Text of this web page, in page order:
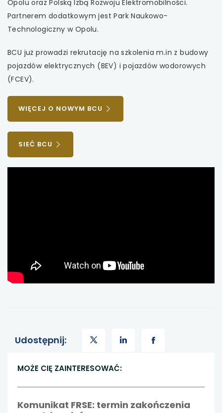
uwaga, link otwiera się w nowej karcie
uwaga, link otwiera się w nowej karcie
Opolu oraz Polską Izbą Rozwoju Elektromobilności.
Partnerem dodatkowym jest Park Naukowo-
Technologiczny w Opolu.
BCU już prowadzi rekrutację na szkolenia m.in z budowy
pojazdów elektrycznych (BEV) i pojazdów wodorowych
(FCEV).
WIĘCEJ O NOWYM BCU UWAGA,
SIEĆ BCU UWAGA,
OTWIERA
Udostępnij: uwaga,
się
uwaga,
się
uwaga,
się
MOŻE CIĘ ZAINTERESOWAĆ:
Komunikat FRSE: termin zakończenia